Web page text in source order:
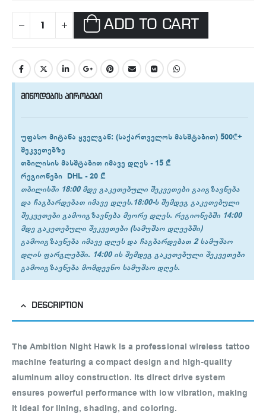
ADD TO CART
მიწოდების პირობები
უფასო მიტანა ყველგან: (საქართველოს მასშტაბით) 500₾+
შეკვეთებზე
თბილისის მასშტაბით იმავე დღეს -15 ₾
რეგიონები DHL -20 ₾
თბილისში 18:00 მდე გაკეთებული შეკვეთები გაიგზავნება
და ჩაგბარდებათ იმავე დღეს.18:00-ს შემდეგ გაკეთებული
შეკვეთები გამოიგზავნება მეორე დღეს. რეგიონებში 14:00
მდე გაკეთებული შეკვეთები (სამუშაო დღეებში)
გამოიგზავნება იმავე დღეს და ჩაგბარდებათ 2 სამუშაო
დღის ფარგლებში. 14:00 ის შემდეგ გაკეთებული შეკვეთები
გამოიგზავნება მომდევნო სამუშაო დღეს.
DESCRIPTION
TheAmbition Night Hawkis a professional wireless tattoo
machine featuring a compact design and high-quality
aluminum alloy construction. Its direct drive system
ensures powerful performance with low vibration, making
it ideal for lining, shading, and coloring.